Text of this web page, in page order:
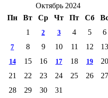
Октябрь 2024
Пн
Вт Ср Чт Пт Сб
1
2 3 4 5 6
7 8 9 10 11 12 13
14 15 16 17 18 19
20
21
22 23 24 25 26
27
28
29 30 31